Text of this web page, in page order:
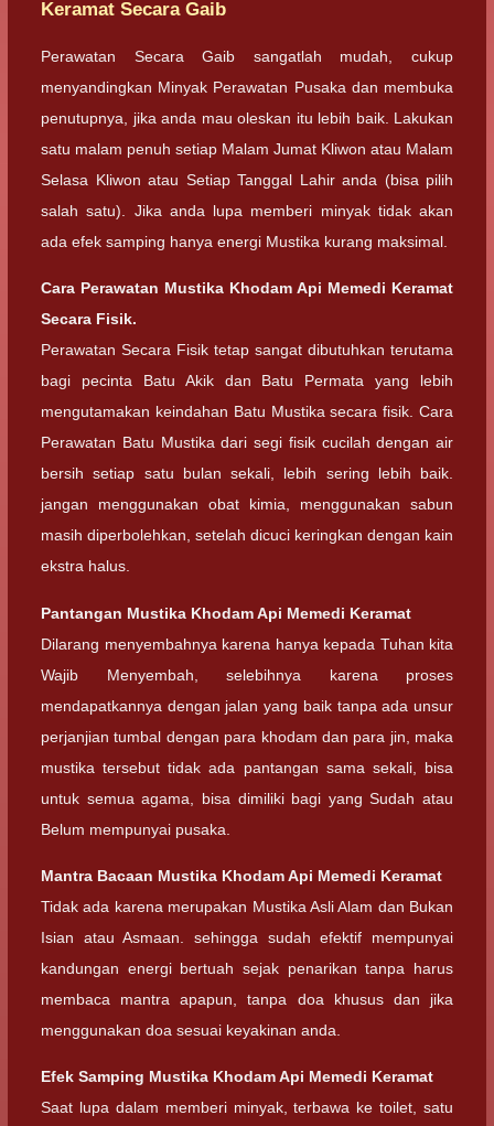
Keramat Secara Gaib
Perawatan Secara Gaib sangatlah mudah, cukup
menyandingkan Minyak Perawatan Pusaka dan membuka
penutupnya, jika anda mau oleskan itu lebih baik. Lakukan
satu malam penuh setiap Malam Jumat Kliwon atau Malam
Selasa Kliwon atau Setiap Tanggal Lahir anda (bisa pilih
salah satu). Jika anda lupa memberi minyak tidak akan
ada efek samping hanya energi Mustika kurang maksimal.
Cara Perawatan Mustika Khodam Api Memedi Keramat
Secara Fisik.
Perawatan Secara Fisik tetap sangat dibutuhkan terutama
bagi pecinta Batu Akik dan Batu Permata yang lebih
mengutamakan keindahan Batu Mustika secara fisik. Cara
Perawatan Batu Mustika dari segi fisik cucilah dengan air
bersih setiap satu bulan sekali, lebih sering lebih baik.
jangan menggunakan obat kimia, menggunakan sabun
masih diperbolehkan, setelah dicuci keringkan dengan kain
ekstra halus.
Pantangan Mustika Khodam Api Memedi Keramat
Dilarang menyembahnya karena hanya kepada Tuhan kita
Wajib Menyembah, selebihnya karena proses
mendapatkannya dengan jalan yang baik tanpa ada unsur
perjanjian tumbal dengan para khodam dan para jin, maka
mustika tersebut tidak ada pantangan sama sekali, bisa
untuk semua agama, bisa dimiliki bagi yang Sudah atau
Belum mempunyai pusaka.
Mantra Bacaan Mustika Khodam Api Memedi Keramat
Tidak ada karena merupakan Mustika Asli Alam dan Bukan
Isian atau Asmaan. sehingga sudah efektif mempunyai
kandungan energi bertuah sejak penarikan tanpa harus
membaca mantra apapun, tanpa doa khusus dan jika
menggunakan doa sesuai keyakinan anda.
Efek Samping Mustika Khodam Api Memedi Keramat
Saat lupa dalam memberi minyak, terbawa ke toilet, satu